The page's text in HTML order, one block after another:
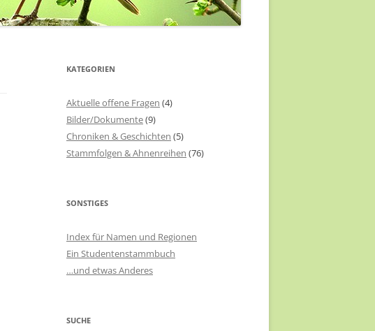
KATEGORIEN
Aktuelle offene Fragen (4)
Bilder/Dokumente(9)
Chroniken & Geschichten (5)
Stammfolgen & Ahnenreihen (76)
SONSTIGES
Index für Namen und Regionen
Ein Studentenstammbuch
…und etwas Anderes
SUCHE